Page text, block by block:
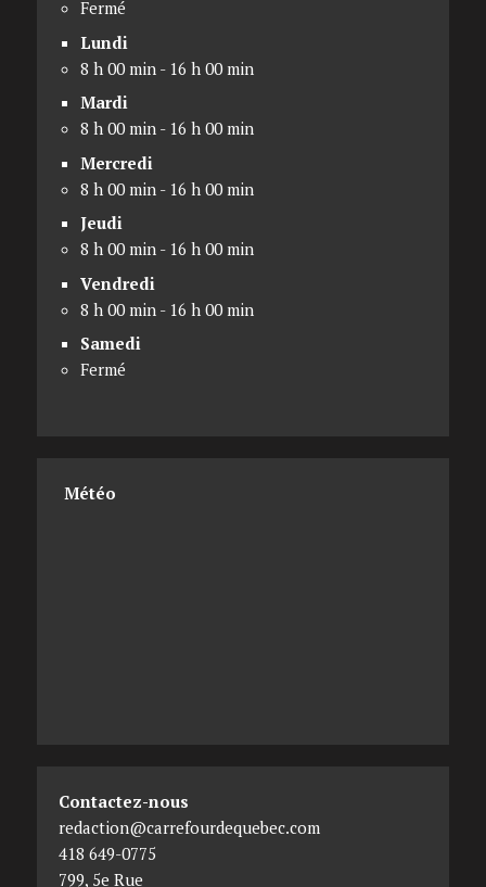
Fermé
Lundi
8 h 00 min - 16 h 00 min
Mardi
8 h 00 min - 16 h 00 min
Mercredi
8 h 00 min - 16 h 00 min
Jeudi
8 h 00 min - 16 h 00 min
Vendredi
8 h 00 min - 16 h 00 min
Samedi
Fermé
Météo
Contactez-nous
redaction@carrefourdequebec.com
418 649-0775
799, 5e Rue